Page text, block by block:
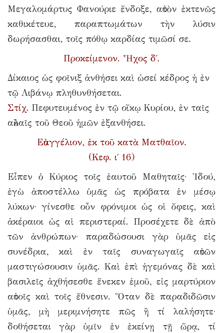
Μεγαλομάρτυς Φανούριε ἔνδοξε, αὐτὸν ἐκτενῶς
καθικέτευε, παραπτωμάτων τὴν λύσιν
δωρήσασθαι, τοῖς πόθῳ καρδίας τιμῶσί σε.
Προκείμενον. Ἦχος δ΄.
Δίκαιος ὡς φοῖνιξ ἀνθήσει καὶ ὡσεί κέδρος ἡ ἐν
τῷ Λιβάνῳ πληθυνθήσεται.
Στίχ. Πεφυτευμένος ἐν τῷ οἴκῳ Κυρίου, ἐν ταῖς
αὐλαῖς τοῦ Θεοῦ ἡμῶν ἐξανθήσει.
Εὐαγγέλιον, ἐκ τοῦ κατὰ Ματθαῖον.
(Κεφ. ι΄ 16)
Εἶπεν ὁ Κύριος τοῖς ἑαυτοῦ Μαθηταῖς· Ἰδού,
ἐγὼ ἀποστέλλω ὑμᾶς ὡς πρόβατα ἐν μέσῳ
λύκων· γίνεσθε οὖν φρόνιμοι ὡς οἱ ὄφεις, καὶ
ἀκέραιοι ὡς αἱ περιστεραί. Προσέχετε δὲ ἀπὸ
τῶν ἀνθρώπων· παραδώσουσι γὰρ ὑμᾶς εἰς
συνέδρια, καὶ ἐν ταῖς συναγωγαῖς αὐτῶν
μαστιγώσουσιν ὑμᾶς. Καὶ ἐπὶ ἡγεμόνας δὲ καὶ
βασιλεῖς ἀχθήσεσθε ἕνεκεν ἐμοῦ, εἰς μαρτύριον
αὐτοῖς καὶ τοῖς ἔθνεσιν. Ὅταν δὲ παραδιδῶσιν
ὑμᾶς, μὴ μεριμνήσητε πῶς ἢ τί λαλήσητε·
δοθήσεται γὰρ ὑμῖν ἐν ἐκείνῃ τῇ ὥρᾳ, τί